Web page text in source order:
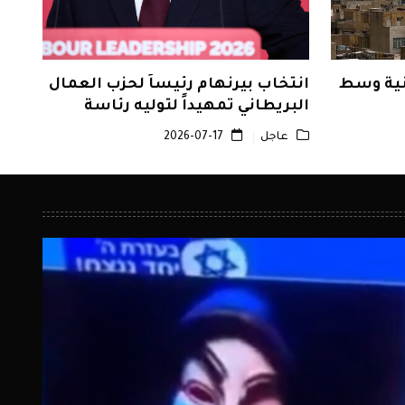
وسط
انتخاب بيرنهام رئيساً لحزب العمال
البريطاني تمهيداً لتوليه رئاسة
الحكومة
عاجل